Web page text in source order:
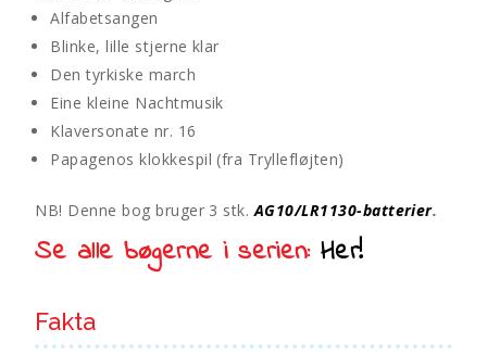
Alfabetsangen
Blinke, lille stjerne klar
Den tyrkiske march
Eine kleine Nachtmusik
Klaversonate nr. 16
Papagenos klokkespil (fra Tryllefløjten)
NB! Denne bog bruger 3 stk.AG10/LR1130-batterier.
Se alle bøgerne i serien: Her!
Fakta